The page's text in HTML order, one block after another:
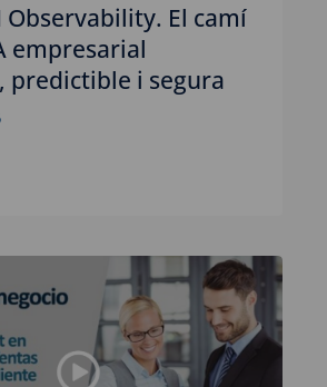
Observability. El camí
empresarial
predictible i segura